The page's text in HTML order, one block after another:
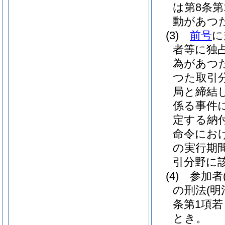
は第8条
動があつ
(3)
前号
者等に独
為があつ
つた取引
局と締結
係る事件
定する納
命令にお
の実行期
引分野に
(4)
参加者
の刑法(明
条第1項
とき。